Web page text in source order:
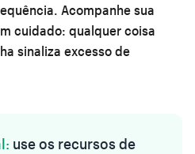
Acompanhe sua
cuidado: qualquer coisa
sinaliza excesso de
use os recursos de